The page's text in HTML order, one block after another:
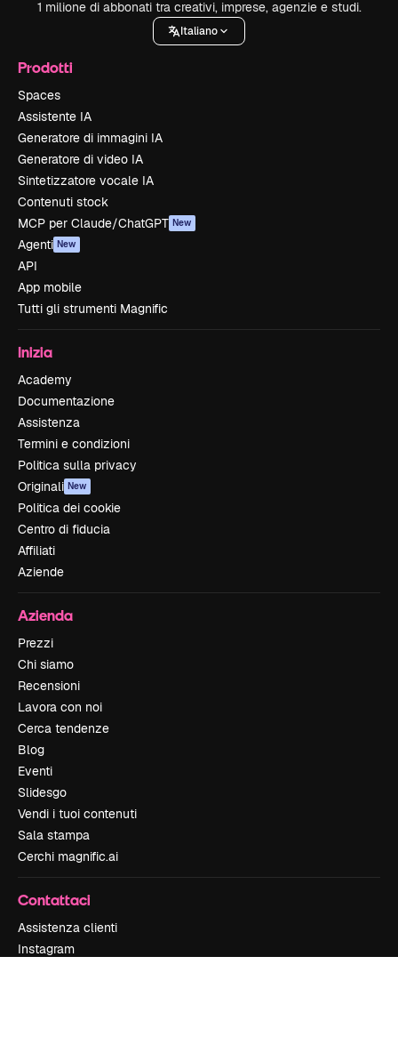
1 milione di abbonati tra creativi, imprese, agenzie e studi.
Italiano
Prodotti
Spaces
Assistente IA
Generatore di immagini IA
Generatore di video IA
Sintetizzatore vocale IA
Contenuti stock
MCP per Claude/ChatGPT New
Agenti New
API
App mobile
Tutti gli strumenti Magnific
Inizia
Academy
Documentazione
Assistenza
Termini e condizioni
Politica sulla privacy
Originali New
Politica dei cookie
Centro di fiducia
Affiliati
Aziende
Azienda
Prezzi
Chi siamo
Recensioni
Lavora con noi
Cerca tendenze
Blog
Eventi
Slidesgo
Vendi i tuoi contenuti
Sala stampa
Cerchi magnific.ai
Contattaci
Assistenza clienti
Instagram